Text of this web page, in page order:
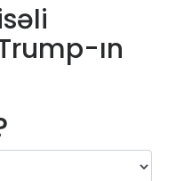
ın